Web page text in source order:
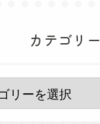
カテゴリー